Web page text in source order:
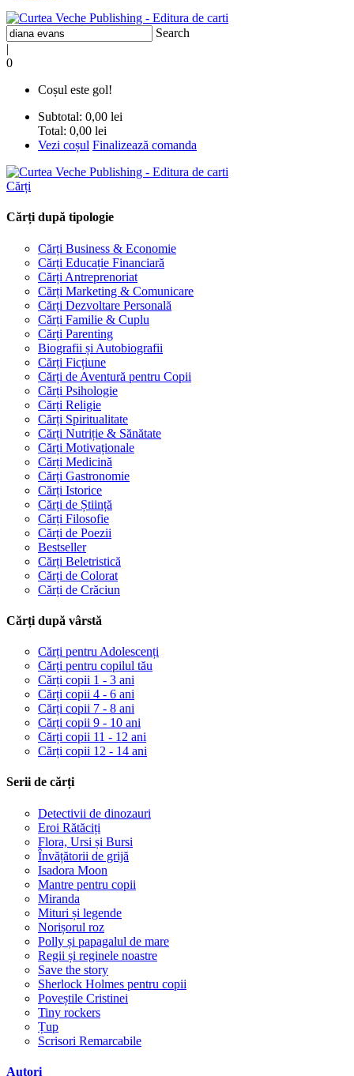
Search
|
0
Coșul este gol!
Subtotal: 0,00 lei
Total: 0,00 lei
Vezi coșul Finalizează comanda
Cărți
Cărți după tipologie
Cărți Business & Economie
Cărți Educație Financiară
Cărți Antreprenoriat
Cărți Marketing & Comunicare
Cărți Dezvoltare Personală
Cărți Familie & Cuplu
Cărți Parenting
Biografii și Autobiografii
Cărți Ficțiune
Cărți de Aventură pentru Copii
Cărți Psihologie
Cărți Religie
Cărți Spiritualitate
Cărți Nutriție & Sănătate
Cărți Motivaționale
Cărți Medicină
Cărți Gastronomie
Cărți Istorice
Cărți de Știință
Cărți Filosofie
Cărți de Poezii
Bestseller
Cărți Beletristică
Cărți de Colorat
Cărți de Crăciun
Cărți după vârstă
Cărți pentru Adolescenți
Cărți pentru copilul tău
Cărți copii 1 - 3 ani
Cărți copii 4 - 6 ani
Cărți copii 7 - 8 ani
Cărți copii 9 - 10 ani
Cărți copii 11 - 12 ani
Cărți copii 12 - 14 ani
Serii de cărți
Detectivii de dinozauri
Eroi Rătăciți
Flora, Ursi și Bursi
Învățătorii de grijă
Isadora Moon
Mantre pentru copii
Miranda
Mituri și legende
Norișorul roz
Polly și papagalul de mare
Regii și reginele noastre
Save the story
Sherlock Holmes pentru copii
Poveștile Cristinei
Tiny rockers
Țup
Scrisori Remarcabile
Autori